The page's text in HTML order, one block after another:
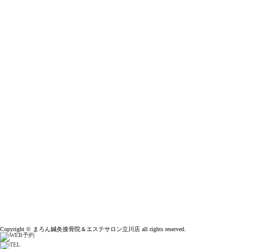
Copyright © まろん鍼灸接骨院＆エステサロン立川店 all rights reserved.